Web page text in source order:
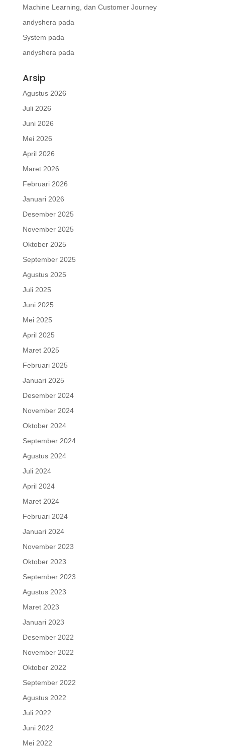
Machine Learning, dan Customer Journey
andyshera pada
System pada
andyshera pada
Arsip
Agustus 2026
Juli 2026
Juni 2026
Mei 2026
April 2026
Maret 2026
Februari 2026
Januari 2026
Desember 2025
November 2025
Oktober 2025
September 2025
Agustus 2025
Juli 2025
Juni 2025
Mei 2025
April 2025
Maret 2025
Februari 2025
Januari 2025
Desember 2024
November 2024
Oktober 2024
September 2024
Agustus 2024
Juli 2024
April 2024
Maret 2024
Februari 2024
Januari 2024
November 2023
Oktober 2023
September 2023
Agustus 2023
Maret 2023
Januari 2023
Desember 2022
November 2022
Oktober 2022
September 2022
Agustus 2022
Juli 2022
Juni 2022
Mei 2022